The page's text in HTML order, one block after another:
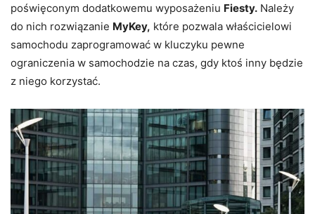
poświęconym dodatkowemu wyposażeniu Fiesty. Należy
do nich rozwiązanie MyKey, które pozwala właścicielowi
samochodu zaprogramować w kluczyku pewne
ograniczenia w samochodzie na czas, gdy ktoś inny będzie
z niego korzystać.